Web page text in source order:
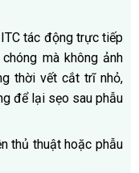
tác động trực tiếp
mà không ảnh
thời vết cắt trĩ nhỏ,
để lại sẹo sau phẫu
thủ thuật hoặc phẫu